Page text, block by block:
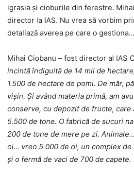
igrasia şi cioburile din ferestre.
director la IAS. Nu vrea să vorbim
detaliază averea pe care o gestiona…
Mihai Ciobanu – fost director al IAS
incintă îndiguită de 14 mii de
1.500 de hectare de pomi. De măr,
vişin. Şi având materia primă, am
conserve, cu depozit de fructe, care
5.500 de tone. O fabrică de sucuri
200 de tone de mere pe zi.
oi… vreo 5.000 de oi, un complex
şi o fermă de vaci de 700 de capete.